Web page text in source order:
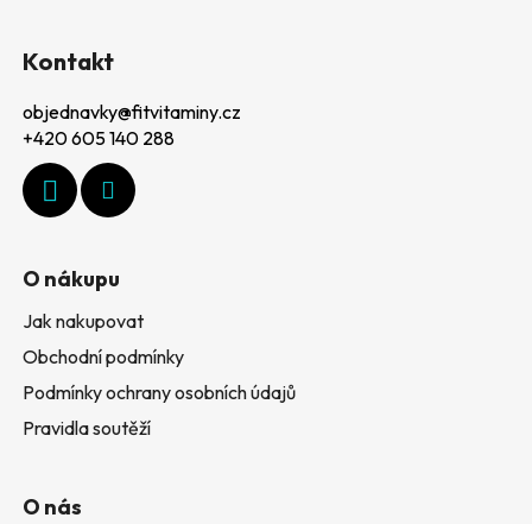
Kontakt
objednavky@fitvitaminy.cz
+420 605 140 288
O nákupu
Jak nakupovat
Obchodní podmínky
Podmínky ochrany osobních údajů
Pravidla soutěží
O nás